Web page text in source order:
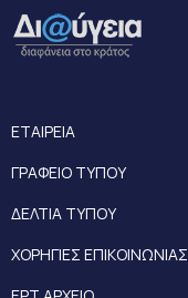
ΕΤΑΙΡΕΙΑ
ΓΡΑΦΕΙΟ ΤΥΠΟΥ
ΔΕΛΤΙΑ ΤΥΠΟΥ
ΧΟΡΗΓΙΕΣ ΕΠΙΚΟΙΝΩΝΙΑΣ